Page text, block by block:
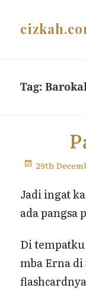
Tag:
29th
Jadi ingat
ada pangsa
Di
mba Erna